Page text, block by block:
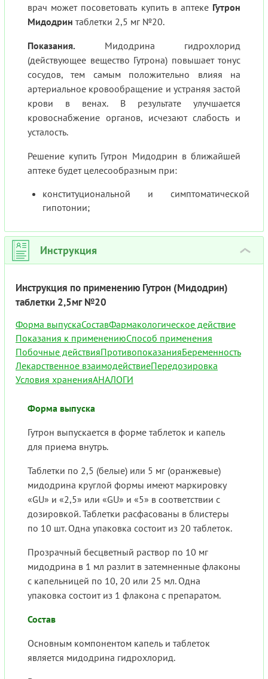
врач может посоветовать купить в аптеке Гутрон
Мидодрин таблетки 2,5 мг №20.
Показания. Мидодрина гидрохлорид
(действующее вещество Гутрона) повышает тонус
сосудов, тем самым положительно влияя на
артериальное кровообращение и устраняя застой
крови в венах. В результате улучшается
кровоснабжение органов, исчезают слабость и
усталость.
Решение купить Гутрон Мидодрин в ближайшей
аптеке будет целесообразным при:
конституциональной и симптоматической
гипотонии;
Инструкция ›
Инструкция по применению Гутрон (Мидодрин)
таблетки 2,5мг №20
Форма выпускаСоставФармакологическое действие
Показания к применениюСпособ применения
Побочные действияПротивопоказанияБеременность
Лекарственное взаимодействиеПередозировка
Условия храненияАНАЛОГИ
Форма выпуска
Гутрон выпускается в форме таблеток и капель
для приема внутрь.
Таблетки по 2,5 (белые) или 5 мг (оранжевые)
мидодрина круглой формы имеют маркировку
«GU» и «2,5» или «GU» и «5» в соответствии с
дозировкой. Таблетки расфасованы в блистеры
по 10 шт. Одна упаковка состоит из 20 таблеток.
Прозрачный бесцветный раствор по 10 мг
мидодрина в 1 мл разлит в затемненные флаконы
с капельницей по 10, 20 или 25 мл. Одна
упаковка состоит из 1 флакона с препаратом.
Состав
Основным компонентом капель и таблеток
является мидодрина гидрохлорид.